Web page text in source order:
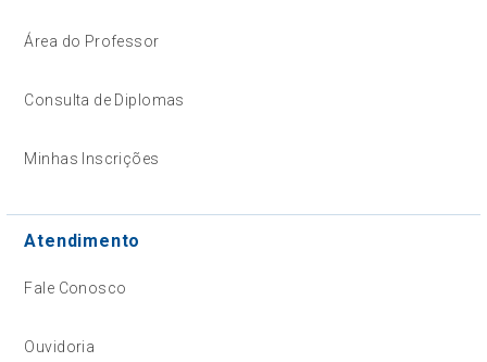
Área do Professor
Consulta de Diplomas
Minhas Inscrições
Atendimento
Fale Conosco
Ouvidoria